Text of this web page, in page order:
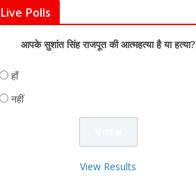
Live Polls
आपके सुशांत सिंह राजपूत की आत्महत्या है या हत्या?
हाँ
नहीं
View Results